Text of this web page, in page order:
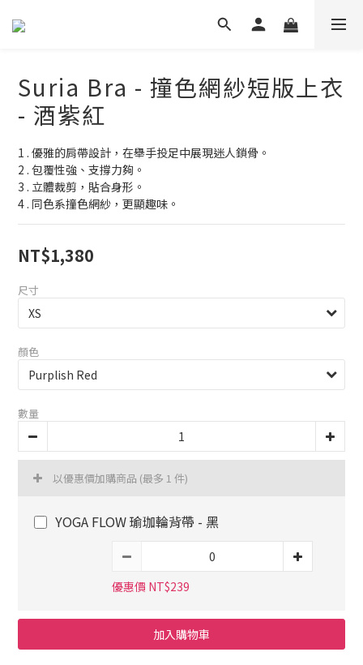
Suria Bra - 撞色網紗短版上衣
- 酒紫紅
1 . 優雅的肩帶設計，在舉手投足中展現迷人鎖骨。
2 . 包覆性強、支撐力夠。
3 . 立體裁剪，貼合身形。
4 . 同色系撞色網紗，更顯趣味。
NT$1,380
尺寸
顏色
數量
以優惠價加購商品 (最多 1 件)
YOGA FLOW 瑜珈輪背帶 - 黑
優惠價 NT$239
加入購物車